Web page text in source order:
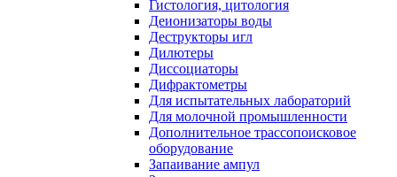
Гистология, цитология
Деионизаторы воды
Деструкторы игл
Дилютеры
Диссоциаторы
Дифрактометры
Для испытательных лабораторий
Для молочной промышленности
Дополнительное трассопоисковое
оборудование
Запаивание ампул